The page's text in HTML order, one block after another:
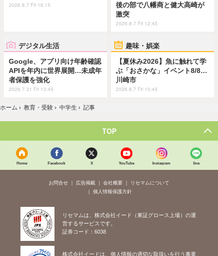
2026.8.7 Fri 18:15
後の部で八幡商と健大高崎が
激突
2026.8.7 Fri 12:45
デジタル生活
Google、アプリ向け年齢確認
APIを年内に世界展開…未成年
者保護を強化
2026.7.31 Fri 13:45
趣味・娯楽
【夏休み2026】魚に触れて学
ぶ「おさかな」イベント8/8…
川崎市
2026.8.7 Fri 10:45
ホーム › 教育・受験 › 中学生 › 記事
TOP
Home Facebook X YouTube Instagram line
お問合せ 広告掲載 会社概要
リセマムについて
個人情報保護方針
リセマムは、株式会社イード（東証グロース上場）の運
営するサービスです。
証券コード：6038
株式会社イードは、個人情報の適切な取扱いを行う事業